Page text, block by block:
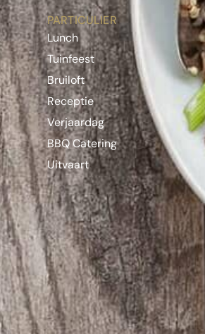
PARTICULIER
Lunch
Tuinfeest
Bruiloft
Receptie
Verjaardag
BBQ Catering
Uitvaart